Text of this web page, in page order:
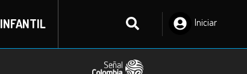
INFANTIL
Iniciar